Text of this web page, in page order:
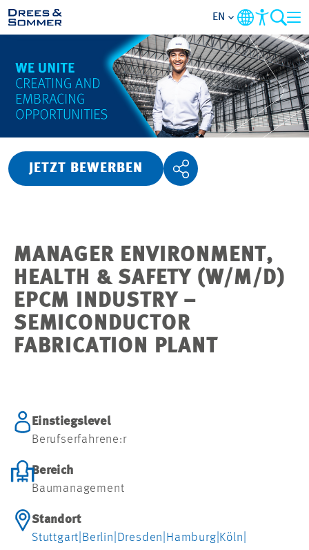
OVERVIEW
ABOUT US
AREAS OF ACTIVITY
ALL ABOUT APPLYING
JOB-OPPORTUNITIES
EN
JETZT BEWERBEN
MANAGER ENVIRONMENT,
HEALTH & SAFETY (W/M/D)
EPCM INDUSTRY –
SEMICONDUCTOR
FABRICATION PLANT
Einstiegslevel
Berufserfahrene:r
Bereich
Baumanagement
Standort
Stuttgart Berlin Dresden Hamburg Köln